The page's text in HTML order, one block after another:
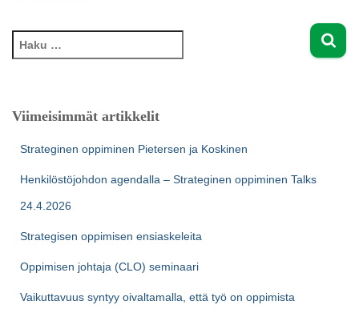
a
:Viimeisimmät artikkelit
Strateginen oppiminen Pietersen ja Koskinen
Henkilöstöjohdon agendalla – Strateginen oppiminen Talks
24.4.2026
Strategisen oppimisen ensiaskeleita
Oppimisen johtaja (CLO) seminaari
Vaikuttavuus syntyy oivaltamalla, että työ on oppimista